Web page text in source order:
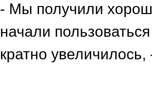
- Мы получили
начали
кратно увеличилось,